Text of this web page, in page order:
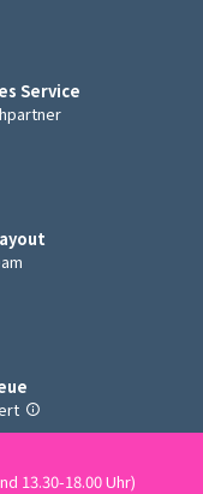
Service
13.30-18.00 Uhr)